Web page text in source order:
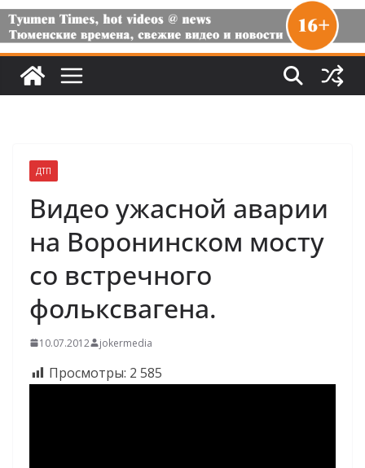
ДТП
Видео ужасной аварии
на Воронинском мосту
со встречного
фольксвагена.
10.07.2012 jokermedia
Просмотры: 2 585